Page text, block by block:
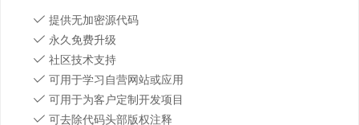
提供无加密源代码
永久免费升级
社区技术支持
可用于学习自营网站或应用
可用于为客户定制开发项目
可去除代码头部版权注释